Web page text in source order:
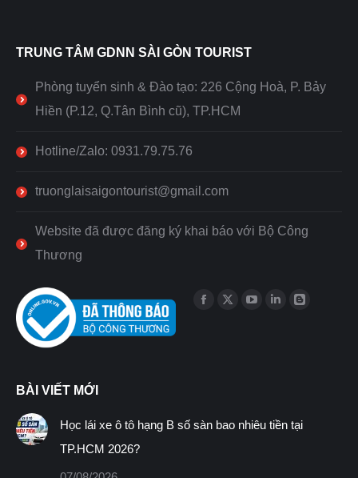
TRUNG TÂM GDNN SÀI GÒN TOURIST
Phòng tuyển sinh & Đào tạo: 226 Cộng Hoà, P. Bảy
Hiền (P.12, Q.Tân Bình cũ), TP.HCM
Hotline/Zalo: 0931.79.75.76
truonglaisaigontourist@gmail.com
Website đã được đăng ký khai báo với Bộ Công
Thương
Find us on:
Facebook
X
YouTubeLinkedinBlogger
BÀI VIẾT MỚI
Học lái xe ô tô hạng B số sàn bao nhiêu tiền tại
TP.HCM 2026?